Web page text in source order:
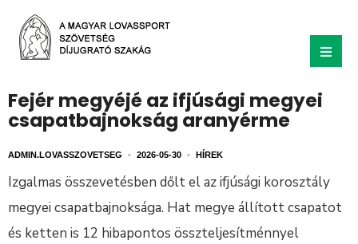
Fejér megyéjé az ifjúsági megyei
csapatbajnokság aranyérme
ADMIN.LOVASSZOVETSEG • 2026-05-30 • HÍREK
Izgalmas összevetésben dőlt el az ifjúsági korosztály
megyei csapatbajnoksága. Hat megye állított csapatot
és ketten is 12 hibapontos összteljesítménnyel